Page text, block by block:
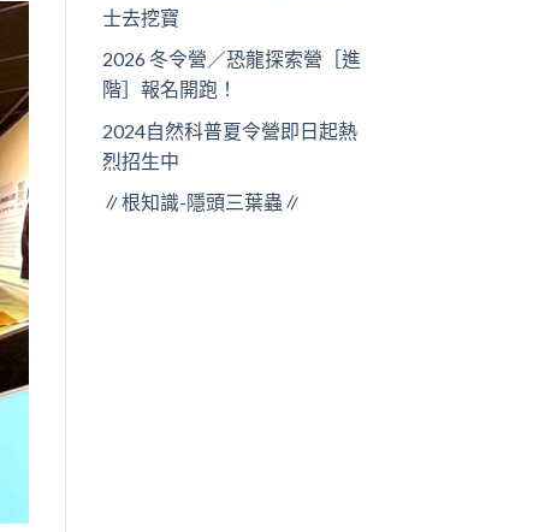
士去挖寶
2026 冬令營／恐龍探索營［進
階］報名開跑！
2024自然科普夏令營即日起熱
烈招生中
∥根知識-隱頭三葉蟲∥